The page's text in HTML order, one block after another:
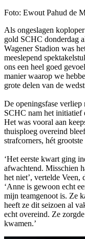
Foto: Ewout Pahud de
Als ongeslagen
gold SCHC donderdag
Wagener Stadion was
meeslepend
ons een heel goed
manier waarop we
grote delen van de
De openingsfase
SCHC nam het initiatief
Het was vooral aan
thuisploeg overeind
strafcorners, hét
‘Het eerste kwart ging
afwachtend. Misschien
het niet’, vertelde Veen,
‘Anne is gewoon echt
mijn teamgenoot is. Ze
heeft ze dit seizoen al
echt overeind. Ze
kwamen.’